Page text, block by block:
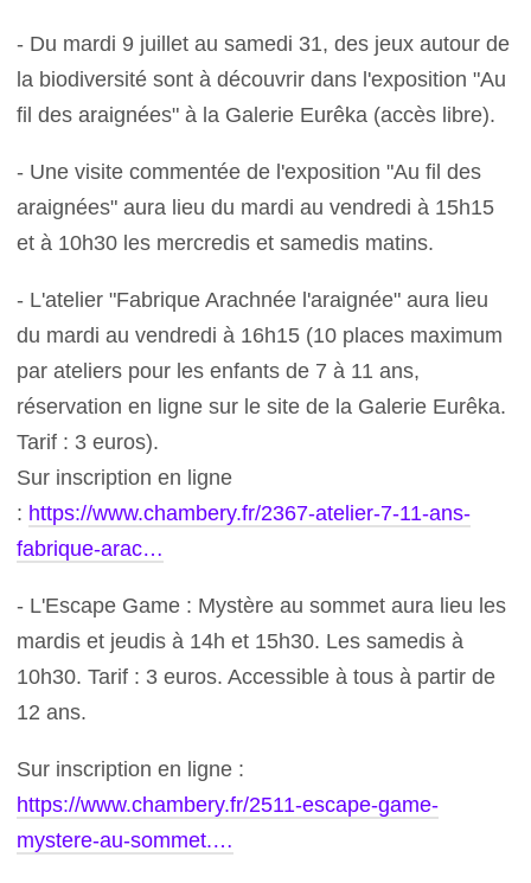
- Du mardi 9 juillet au samedi 31, des jeux autour de
la biodiversité sont à découvrir dans l'exposition "Au
fil des araignées" à la Galerie Eurêka (accès libre).
- Une visite commentée de l'exposition "Au fil des
araignées" aura lieu du mardi au vendredi à 15h15
et à 10h30 les mercredis et samedis matins.
- L'atelier "Fabrique Arachnée l'araignée" aura lieu
du mardi au vendredi à 16h15 (10 places maximum
par ateliers pour les enfants de 7 à 11 ans,
réservation en ligne sur le site de la Galerie Eurêka.
Tarif : 3 euros).
Sur inscription en ligne
: https://www.chambery.fr/2367-atelier-7-11-ans-
fabrique-arac…
- L'Escape Game : Mystère au sommet aura lieu les
mardis et jeudis à 14h et 15h30. Les samedis à
10h30. Tarif : 3 euros. Accessible à tous à partir de
12 ans.
Sur inscription en ligne :
https://www.chambery.fr/2511-escape-game-
mystere-au-sommet.…